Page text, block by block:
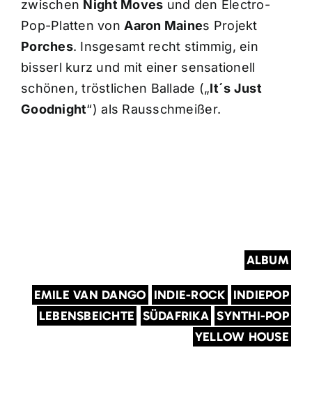
zwischen Night Moves und den Electro-
Pop-Platten von Aaron Maines Projekt
Porches. Insgesamt recht stimmig, ein
bisserl kurz und mit einer sensationell
schönen, tröstlichen Ballade („It´s Just
Goodnight“) als Rausschmeißer.
ALBUM
EMILE VAN DANGO INDIE-ROCK INDIEPOP
LEBENSBEICHTE SÜDAFRIKA SYNTHI-POP
YELLOW HOUSE